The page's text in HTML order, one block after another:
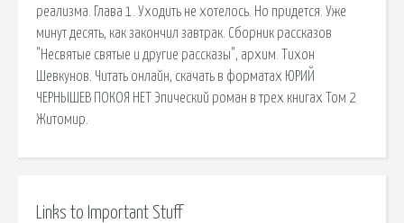
реализма. Глава 1. Уходить не хотелось. Но придется. Уже
минут десять, как закончил завтрак. Сборник рассказов
"Несвятые святые и другие рассказы", архим. Тихон
Шевкунов. Читать онлайн, скачать в форматах ЮРИЙ
ЧЕРНЫШЕВ ПОКОЯ НЕТ Эпический роман в трех книгах Том 2
Житомир.
Links to Important Stuff